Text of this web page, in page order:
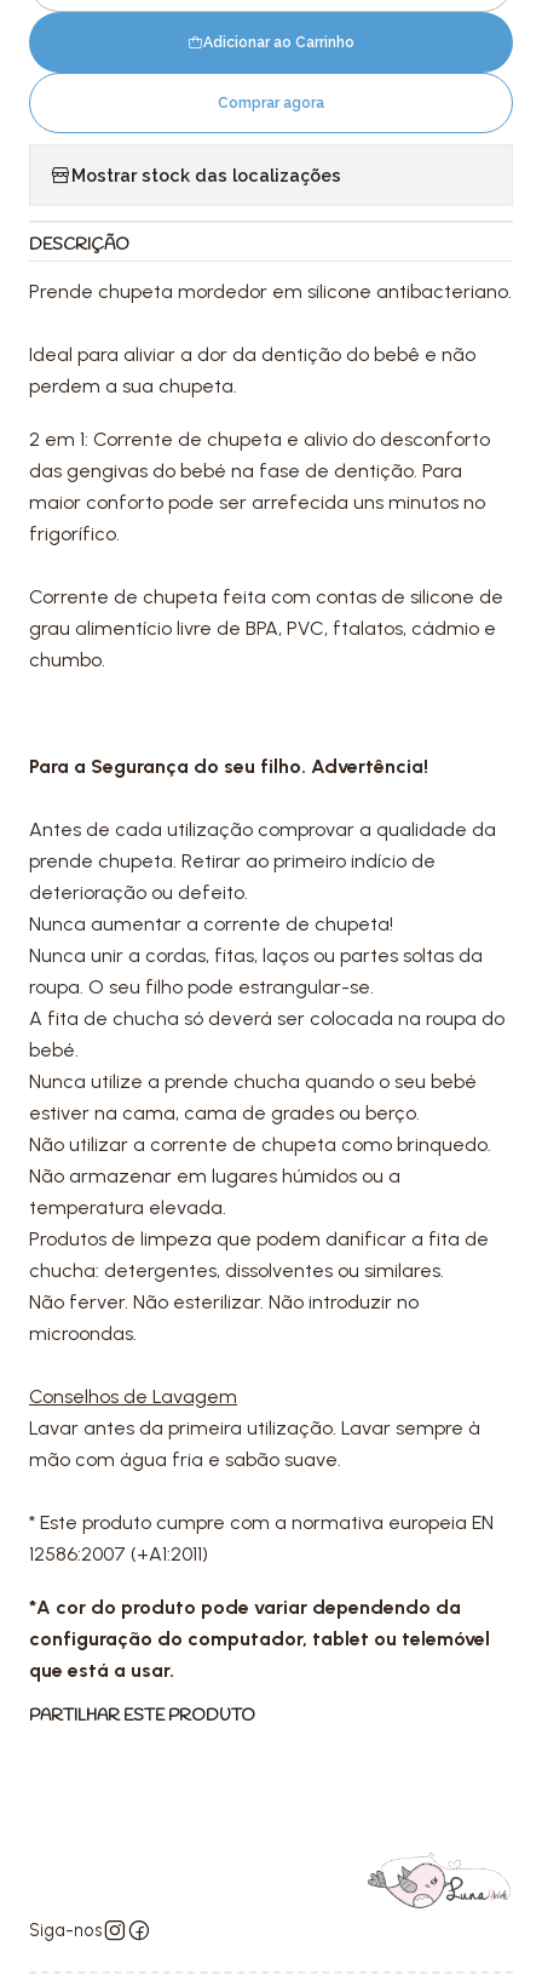
Adicionar ao Carrinho
Comprar agora
Mostrar stock das localizações
DESCRIÇÃO
Prende chupeta mordedor em silicone antibacteriano.
Ideal para aliviar a dor da dentição do bebê e não
perdem a sua chupeta.
2 em 1: Corrente de chupeta e alivio do desconforto
das gengivas do bebé na fase de dentição. Para
maior conforto pode ser arrefecida uns minutos no
frigorífico.
Corrente de chupeta feita com contas de silicone de
grau alimentício livre de BPA, PVC, ftalatos, cádmio e
chumbo.
Para a Segurança do seu filho. Advertência!
Antes de cada utilização comprovar a qualidade da
prende chupeta. Retirar ao primeiro indício de
deterioração ou defeito.
Nunca aumentar a corrente de chupeta!
Nunca unir a cordas, fitas, laços ou partes soltas da
roupa. O seu filho pode estrangular-se.
A fita de chucha só deverá ser colocada na roupa do
bebé.
Nunca utilize a prende chucha quando o seu bebé
estiver na cama, cama de grades ou berço.
Não utilizar a corrente de chupeta como brinquedo.
Não armazenar em lugares húmidos ou a
temperatura elevada.
Produtos de limpeza que podem danificar a fita de
chucha: detergentes, dissolventes ou similares.
Não ferver. Não esterilizar. Não introduzir no
microondas.
Conselhos de Lavagem
Lavar antes da primeira utilização. Lavar sempre à
mão com água fria e sabão suave.
* Este produto cumpre com a normativa europeia EN
12586:2007 (+A1:2011)
*A cor do produto pode variar dependendo da
configuração do computador, tablet ou telemóvel
que está a usar.
PARTILHAR ESTE PRODUTO
Siga-nos